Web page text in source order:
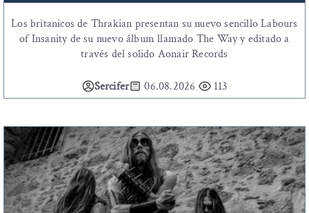
Los britanicos de Thrakian presentan su nuevo sencillo Labours
of Insanity de su nuevo álbum llamado The Way y editado a
través del solido Aonair Records
Sercifer 06.08.2026 113